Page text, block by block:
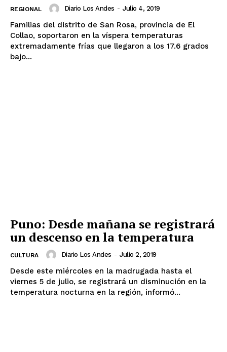
REGIONAL Diario Los Andes - Julio 4, 2019
Familias del distrito de San Rosa, provincia de El
Collao, soportaron en la víspera temperaturas
extremadamente frías que llegaron a los 17.6 grados
bajo...
Puno: Desde mañana se registrará
un descenso en la temperatura
CULTURA Diario Los Andes - Julio 2, 2019
Desde este miércoles en la madrugada hasta el
viernes 5 de julio, se registrará un disminución en la
temperatura nocturna en la región, informó...